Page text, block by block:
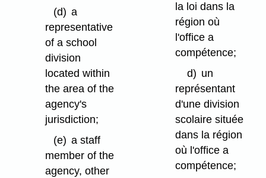
(d) a
representative
of a school
division
located within
the area of the
agency's
jurisdiction;
(e) a staff
member of the
agency, other
la loi dans la
région où
l'office a
compétence;
d) un
représentant
d'une division
scolaire située
dans la région
où l'office a
compétence;